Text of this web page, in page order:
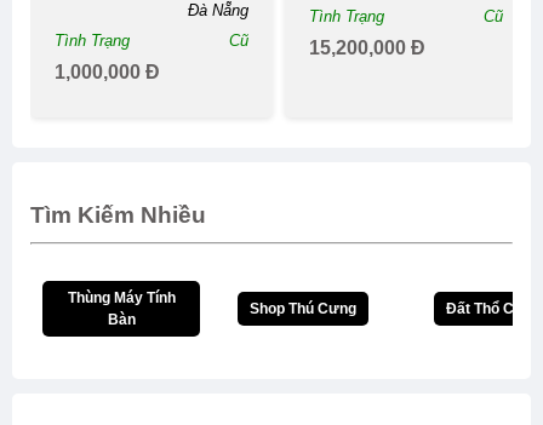
Đà Nẵng
Tình Trạng
Cũ
1,000,000 Đ
Tình Trạng
Cũ
15,200,000 Đ
Tìm Kiếm Nhiều
Thùng Máy Tính
Bàn
Shop Thú Cưng Đất Thổ Cư